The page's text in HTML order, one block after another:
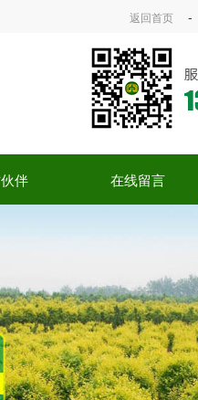
返回首页 -
伴 在线留言